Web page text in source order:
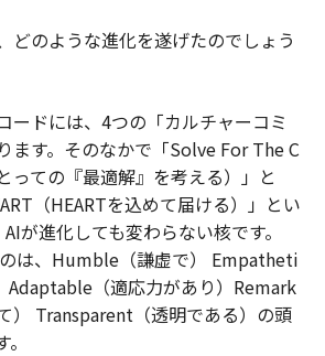
どのような進化を遂げたのでしょう
ードには、4つの「カルチャーコミ
ます。そのなかで「Solve For The C
ての『最適解』を考える）」と
（HEARTを込めて届ける）」とい
が進化しても変わらない核です。
のは、Humble（謙虚で） Empatheti
Adaptable（適応力があり）Remark
） Transparent（透明である）の頭